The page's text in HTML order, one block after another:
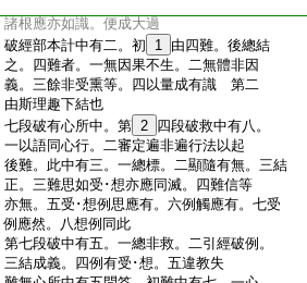
諸根應亦如識。便成大過
破經部本計中有二。初 1 由四難。後總結
之。四難者。一無因果不生。二無體非因
義。三餘非受熏等。四以量成有識 第二
由斯理趣下結也
七段破有心所中。第 2 四段破救中有八。
一以語同心行。二審定遍非遍行法以起
後難。此中有三。一總標。二顯隨有無。三結
正。三難思如受･想亦應同滅。四難信等
亦無。五受･想例思應有。六例觸應有。七受
例應然。八想例同此
第七段破中有五。一總非救。二引經破例。
三結成義。四例有受･想。五違教失